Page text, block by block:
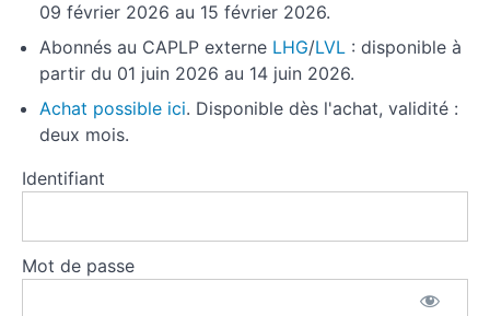
09 février 2026 au 15 février 2026.
Abonnés au CAPLP externe LHG/LVL : disponible à
partir du 01 juin 2026 au 14 juin 2026.
Achat possible ici. Disponible dès l'achat, validité :
deux mois.
Identifiant
Mot de passe